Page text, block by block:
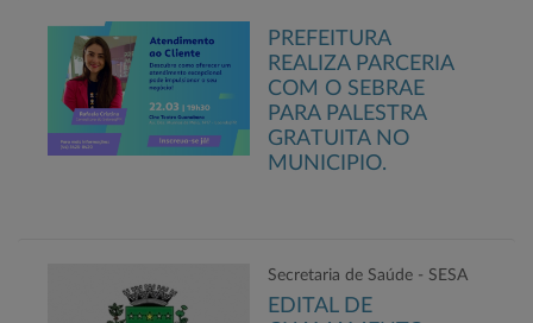
PREFEITURA
REALIZA PARCERIA
COM O SEBRAE
PARA PALESTRA
GRATUITA NO
MUNICIPIO.
Secretaria de Saúde - SESA
EDITAL DE